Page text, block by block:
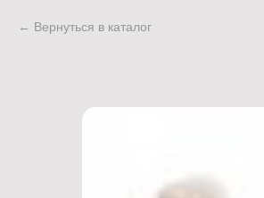
Вернуться в каталог